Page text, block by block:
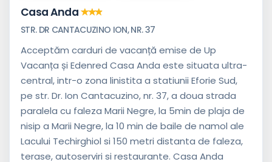
Casa Anda
STR. DR CANTACUZINO ION, NR. 37
Acceptăm carduri de vacanță emise de Up
Vacanța și Edenred Casa Anda este situata ultra-
central, intr-o zona linistita a statiunii Eforie Sud,
pe str. Dr. Ion Cantacuzino, nr. 37, a doua strada
paralela cu faleza Marii Negre, la 5min de plaja de
nisip a Marii Negre, la 10 min de baile de namol ale
Lacului Techirghiol si 150 metri distanta de faleza,
terase, autoserviri si restaurante. Casa Anda